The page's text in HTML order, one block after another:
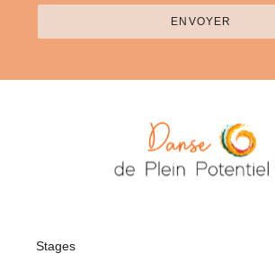
ENVOYER
Stages